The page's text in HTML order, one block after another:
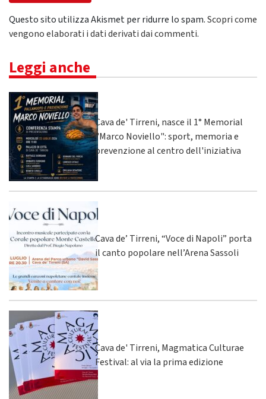
Questo sito utilizza Akismet per ridurre lo spam.Scopri come
vengono elaborati i dati derivati dai commenti.
Leggi anche
Cava de' Tirreni, nasce il 1° Memorial
"Marco Noviello": sport, memoria e
prevenzione al centro dell'iniziativa
Cava de’ Tirreni, “Voce di Napoli” porta
il canto popolare nell’Arena Sassoli
Cava de' Tirreni, Magmatica Culturae
Festival: al via la prima edizione